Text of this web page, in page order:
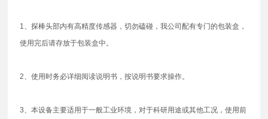
1、探棒头部内有高精度传感器，切勿磕碰，我公司配有专门的包装盒，
使用完后请存放于包装盒中。
2、使用时务必详细阅读说明书，按说明书要求操作。
3、本设备主要适用于一般工业环境，对于科研用途或其他工况，使用前